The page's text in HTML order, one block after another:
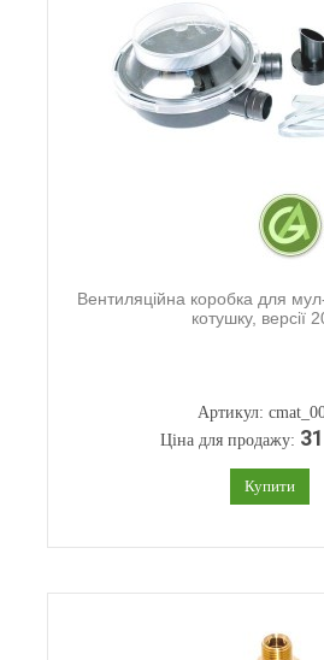
Вентиляційна коробка для
котушку, версії
Артикул:
Ціна для продажу:
Купити